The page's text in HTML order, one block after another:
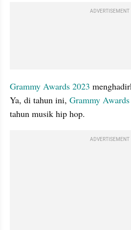
ADVERTISEMENT
Grammy Awards 2023
Ya, di tahun ini, Grammy
tahun musik hip hop.
ADVERTISEMENT